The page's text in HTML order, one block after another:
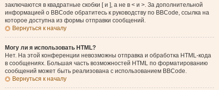
заключаются в квадратные скобки [ и ], а не в < и >. За дополнительной
информацией о BBCode обратитесь к руководству по BBCode, ссылка на
которое доступна из формы отправки сообщений.
Вернуться к началу
Могу ли я использовать HTML?
Нет. На этой конференции невозможны отправка и обработка HTML-кода
в сообщениях. Большая часть возможностей HTML по форматированию
сообщений может быть реализована с использованием BBCode.
Вернуться к началу